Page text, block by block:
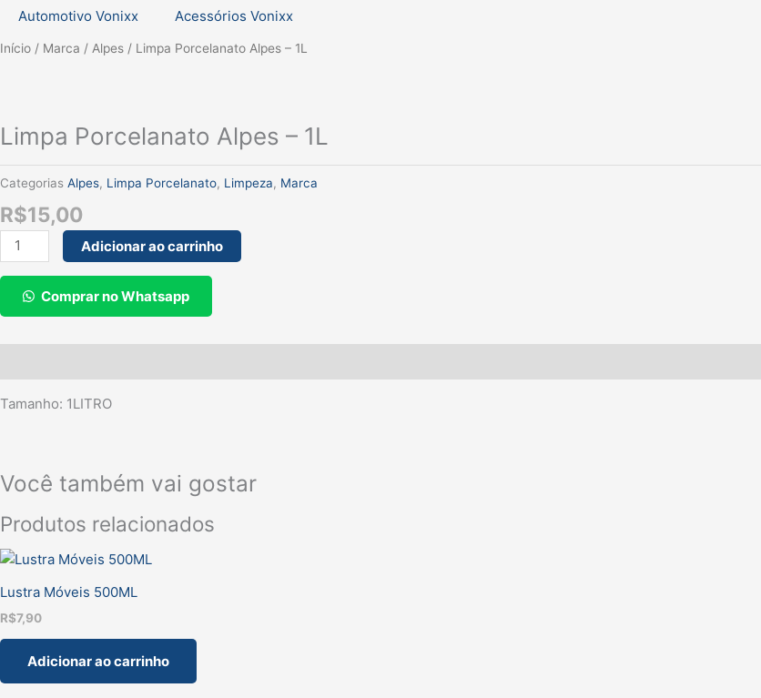
Automotivo Vonixx Acessórios Vonixx
Início / Marca / Alpes / Limpa Porcelanato Alpes – 1L
Limpa Porcelanato Alpes – 1L
Categorias Alpes, Limpa Porcelanato, Limpeza, Marca
R$15,00
Limpa
quantidade
Adicionar ao carrinho
Comprar no Whatsapp
Tamanho: 1LITRO
Você também vai gostar
Produtos relacionados
Lustra Móveis 500ML
R$7,90
Adicionar ao carrinho